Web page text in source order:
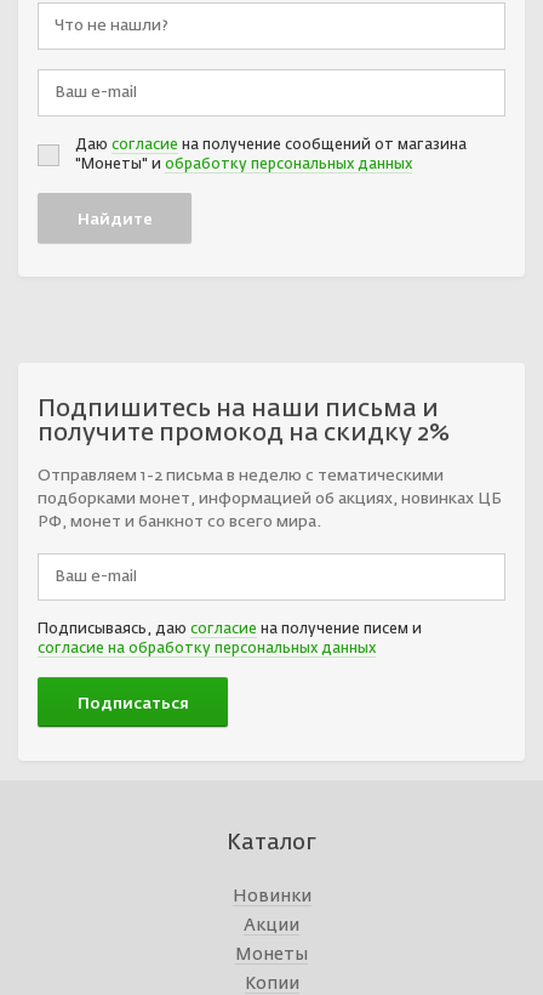
Даю согласие на получение сообщений от магазина
"Монеты" и обработку персональных данных
Подпишитесь на наши письма и
получите промокод на скидку 2%
Отправляем 1-2 письма в неделю с тематическими
подборками монет, информацией об акциях, новинках ЦБ
РФ, монет и банкнот со всего мира.
Подписываясь, даю согласие на получение писем и
согласие на обработку персональных данных
Каталог
Новинки
Акции
Монеты
Копии